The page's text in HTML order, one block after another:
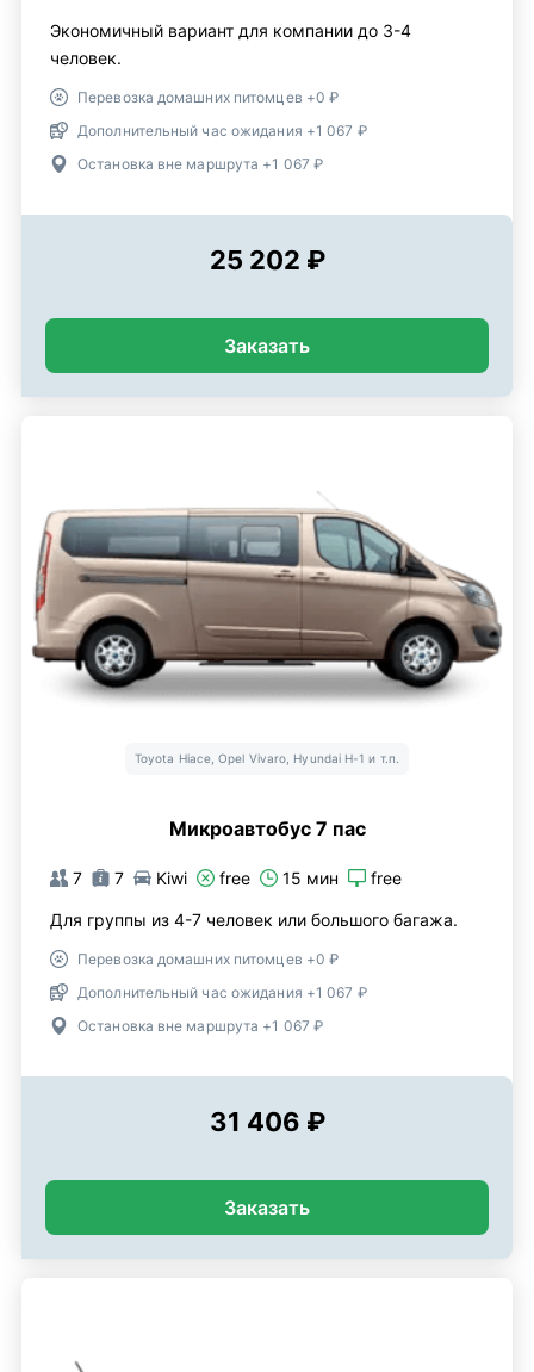
Экономичный вариант для компании до 3-4
человек.
Перевозка домашних питомцев +0 ₽
Дополнительный час ожидания +1 067 ₽
Остановка вне маршрута +1 067 ₽
25 202 ₽
Заказать
Toyota Hiace, Opel Vivaro, Hyundai H-1 и т.п.
Микроавтобус 7 пас
7 7 Kiwi free 15 мин free
Для группы из 4-7 человек или большого багажа.
Перевозка домашних питомцев +0 ₽
Дополнительный час ожидания +1 067 ₽
Остановка вне маршрута +1 067 ₽
31 406 ₽
Заказать